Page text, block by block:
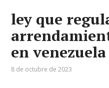
ley que
en venezuela
8 de octubre de 2023